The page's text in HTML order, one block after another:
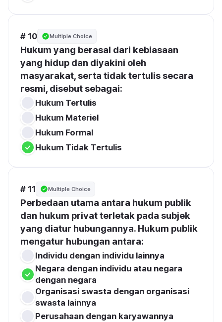
# 10 Multiple Choice
Hukum yang berasal dari kebiasaan
yang hidup dan diyakini oleh
masyarakat, serta tidak tertulis secara
resmi, disebut sebagai:
Hukum Tertulis
Hukum Materiel
Hukum Formal
Hukum Tidak Tertulis
# 11 Multiple Choice
Perbedaan utama antara hukum publik
dan hukum privat terletak pada subjek
yang diatur hubungannya. Hukum publik
mengatur hubungan antara:
Individu dengan individu lainnya
Negara dengan individu atau negara
dengan negara
Organisasi swasta dengan organisasi
swasta lainnya
Perusahaan dengan karyawannya